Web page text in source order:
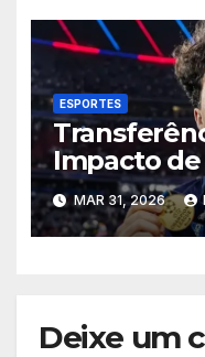
ESPORTES
Impacto de
2026
MAR 31, 2026
Deixe um